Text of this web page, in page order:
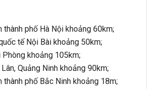
thành phố Hà Nội khoảng 60km;
tế Nội Bài khoảng 50km;
Phòng khoảng 105km;
Quảng Ninh khoảng 90km;
thành phố Bắc Ninh khoảng 18m;